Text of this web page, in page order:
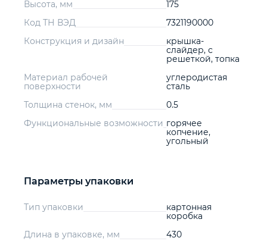
Высота, мм
175
Код ТН ВЭД
7321190000
Конструкция и дизайн
крышка-
слайдер, с
решеткой, топка
Материал рабочей
поверхности
углеродистая
сталь
Толщина стенок, мм
0.5
Функциональные возможности горячее
копчение,
угольный
Параметры упаковки
Тип упаковки
картонная
коробка
Длина в упаковке, мм
430